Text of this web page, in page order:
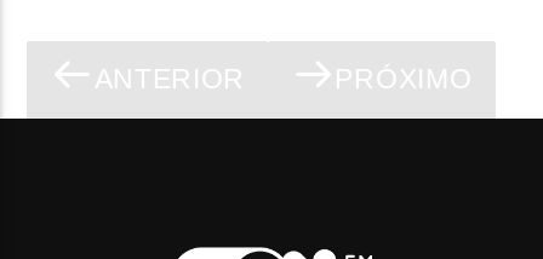
ANTERIOR PRÓXIMO